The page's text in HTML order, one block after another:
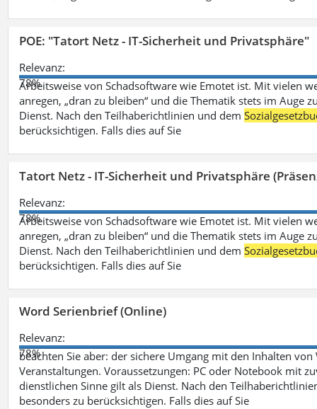
POE: "Tatort Netz - IT-Sicherheit und Privatsphäre"
Relevanz:
78%
Arbeitsweise von Schadsoftware wie Emotet ist. Mit vielen
anregen, „dran zu bleiben“ und die Thematik stets im
Dienst. Nach den Teilhaberichtlinien und dem
berücksichtigen. Falls dies auf Sie
Tatort Netz - IT-Sicherheit und Privatsphäre
Relevanz:
78%
Arbeitsweise von Schadsoftware wie Emotet ist. Mit vielen
anregen, „dran zu bleiben“ und die Thematik stets im
Dienst. Nach den Teilhaberichtlinien und dem
berücksichtigen. Falls dies auf Sie
Word Serienbrief (Online)
Relevanz:
78%
beachten Sie aber: der sichere Umgang mit den Inhalten
Veranstaltungen. Voraussetzungen: PC oder Notebook mit
dienstlichen Sinne gilt als Dienst. Nach den
besonders zu berücksichtigen. Falls dies auf Sie